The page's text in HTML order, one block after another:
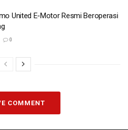
United E-Motor Resmi Beroperasi
0
COMMENT